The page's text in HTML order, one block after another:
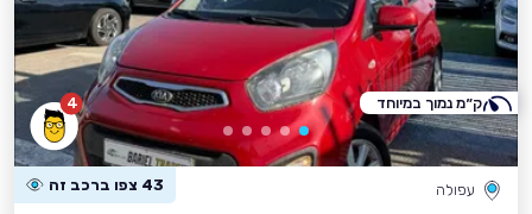
4
עפולה 43 צפו ברכב זה
ק״מ נמוך במיוחד